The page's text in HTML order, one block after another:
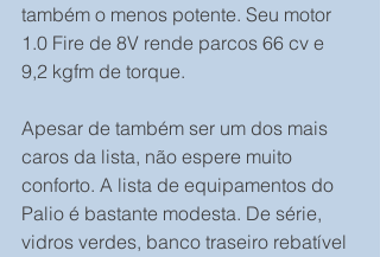
também o menos potente. Seu motor
1.0 Fire de 8V rende parcos 66 cv e
9,2 kgfm de torque.
Apesar de também ser um dos mais
caros da lista, não espere muito
conforto. A lista de equipamentos do
Palio é bastante modesta. De série,
vidros verdes, banco traseiro rebatível